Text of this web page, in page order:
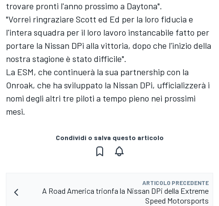
trovare pronti l'anno prossimo a Daytona".
"Vorrei ringraziare Scott ed Ed per la loro fiducia e
l'intera squadra per il loro lavoro instancabile fatto per
portare la Nissan DPi alla vittoria, dopo che l'inizio della
nostra stagione è stato difficile".
La ESM, che continuerà la sua partnership con la
Onroak, che ha sviluppato la Nissan DPi, ufficializzerà i
nomi degli altri tre piloti a tempo pieno nei prossimi
mesi.
Condividi o salva questo articolo
ARTICOLO PRECEDENTE
A Road America trionfa la Nissan DPi della Extreme
Speed Motorsports